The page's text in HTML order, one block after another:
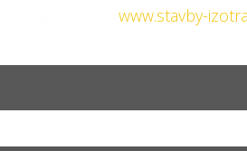
www.stavby-